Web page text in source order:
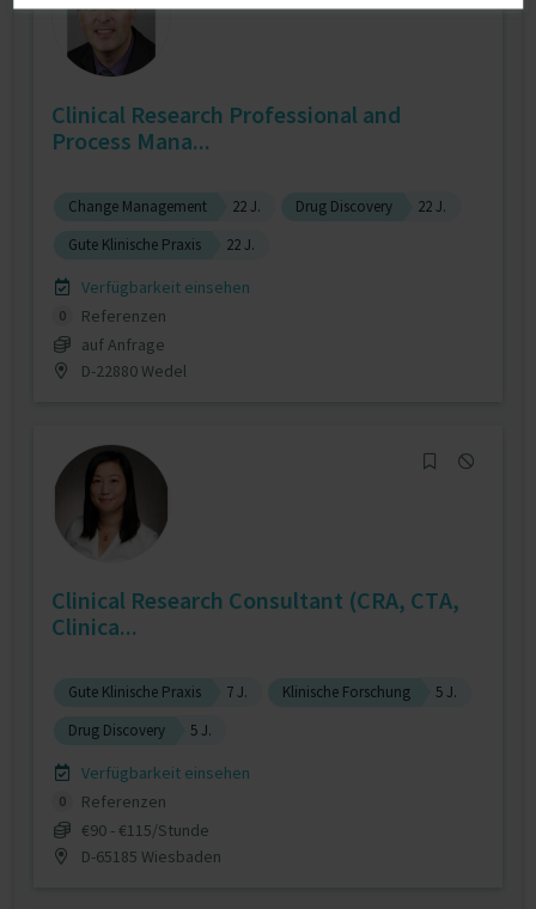
Clinical Research Professional and
Process Mana...
Change Management 22 J. Drug Discovery
22 J.
Gute Klinische Praxis
22 J.
Verfügbarkeit einsehen
0
Referenzen
auf Anfrage
D-22880 Wedel
Clinical Research Consultant (CRA, CTA,
Clinica...
Gute Klinische Praxis 7 J. Klinische Forschung
5 J.
Drug Discovery
5 J.
Verfügbarkeit einsehen
0
Referenzen
€90 - €115/Stunde
D-65185 Wiesbaden